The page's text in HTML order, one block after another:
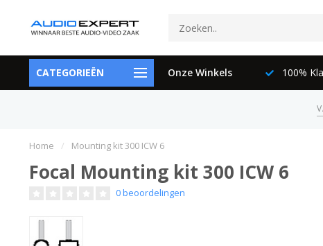
CATEGORIEËN Onze Winkels
073-6897729 100%
Home / Mounting kit 300 ICW 6
Focal Mounting kit 300 ICW 6
0 beoordelingen